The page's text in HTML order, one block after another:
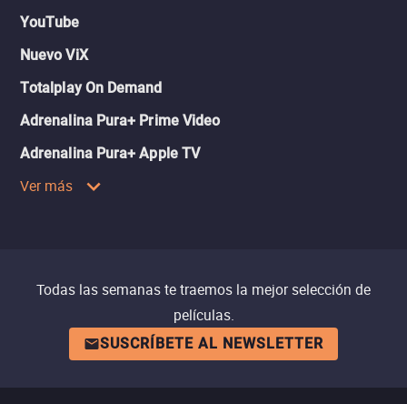
YouTube
Nuevo ViX
Totalplay On Demand
Adrenalina Pura+ Prime Video
Adrenalina Pura+ Apple TV
Ver más
Todas las semanas te traemos la mejor selección de
películas.
SUSCRÍBETE AL NEWSLETTER